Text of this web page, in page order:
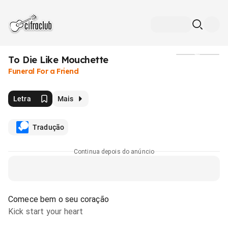
To Die Like Mouchette
Funeral For a Friend
Letra Mais
Tradução
Continua depois do anúncio
Comece bem o seu coração
Kick start your heart